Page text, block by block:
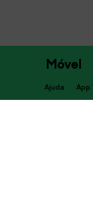
Móvel
Ajuda App